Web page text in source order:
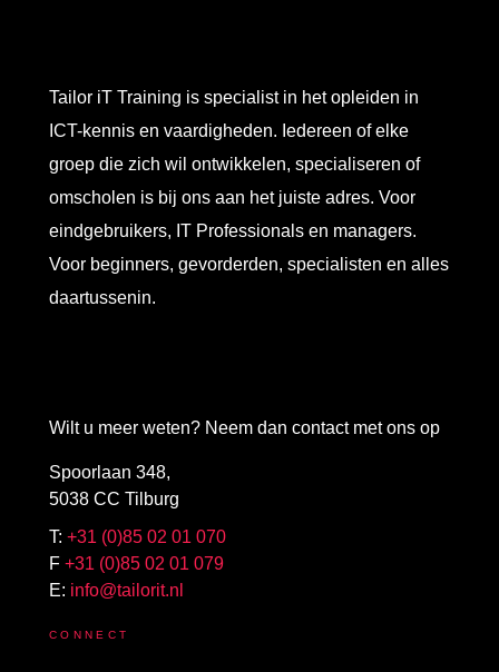
Wilt u meer weten? Neem dan contact met ons op
Spoorlaan 348,
5038 CC Tilburg
T: +31 (0)85 02 01 070
F +31 (0)85 02 01 079
E: info@tailorit.nl
CONNECT
Tailor iT Training is specialist in het opleiden in
ICT-kennis en vaardigheden. Iedereen of elke
groep die zich wil ontwikkelen, specialiseren of
omscholen is bij ons aan het juiste adres. Voor
eindgebruikers, IT Professionals en managers.
Voor beginners, gevorderden, specialisten en alles
daartussenin.